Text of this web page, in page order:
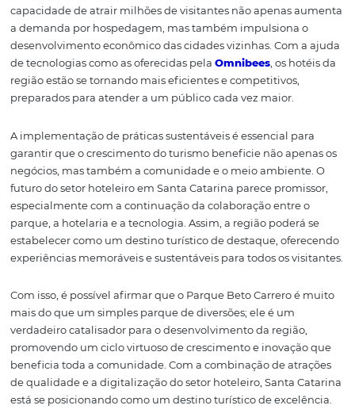
Além disso, a colaboração entre as autoridades locais, o
hoteleiro e o Parque Beto Carrero será essencial para
turismo de forma sustentável. Ao focar no
infraestrutura, capacitação de pessoal e criação de
únicas para os turistas, as cidades poderão se destacar
atrairá mais visitantes, mas também garantirá que os
do turismo sejam sentidos por toda a comunidade.
O cenário futuro também dependerá da capacidade de
hotéis se adaptarem às novas demandas e preferências
turistas. Com a crescente importância dasexperiências
personalizadas, os estabelecimentos precisarão inovar
integração de tecnologia e práticas sustentáveis será,
dúvida, um diferencial competitivo para os hotéis em
Portanto, o Parque Beto Carrero não é apenas uma
turística; ele é um fator de transformação econômica e